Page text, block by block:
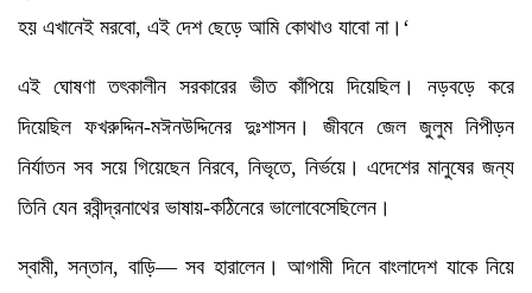
হয় এখানেই মরবো, এই দেশ ছেড়ে আমি কোথাও যাবো না।‘
এই ঘোষণা তৎকালীন সরকারের ভীত কাঁপিয়ে দিয়েছিল। নড়বড়ে করে
দিয়েছিল ফখরুদ্দিন-মঈনউদ্দিনের দুঃশাসন। জীবনে জেল জুলুম নিপীড়ন
নির্যাতন সব সয়ে গিয়েছেন নিরবে, নিভৃতে, নির্ভয়ে। এদেশের মানুষের জন্য
তিনি যেন রবীন্দ্রনাথের ভাষায়-কঠিনেরে ভালোবেসেছিলেন।
স্বামী, সন্তান, বাড়ি— সব হারালেন। আগামী দিনে বাংলাদেশ যাকে নিয়ে